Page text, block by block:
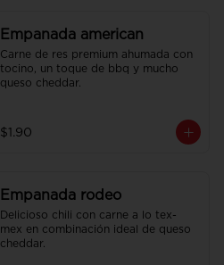
Empanada american
Carne de res premium ahumada con
tocino, un toque de bbq y mucho
queso cheddar.
$1.90
Empanada rodeo
Delicioso chili con carne a lo tex-
mex en combinación ideal de queso
cheddar.